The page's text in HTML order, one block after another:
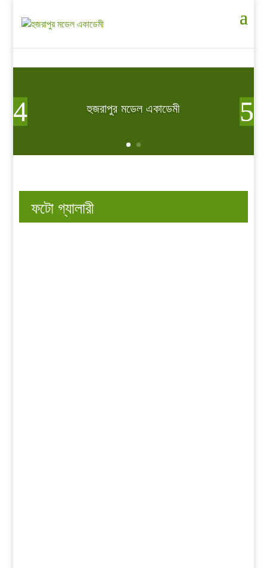
হুজরাপুর মডেল একাডেমী
ফটো গ্যালারী